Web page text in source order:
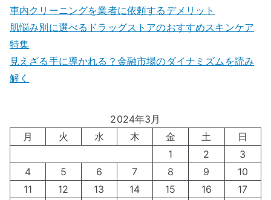
車内クリーニングを業者に依頼するデメリット
肌悩み別に選べるドラッグストアのおすすめスキンケア
特集
見えざる手に導かれる？金融市場のダイナミズムを読み
解く
2024年3月
月
火 水 木 金 土
日
1
2
3
4
5 6 7 8 9
10
11
12 13 14 15 16 17